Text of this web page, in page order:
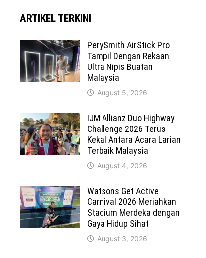
ARTIKEL TERKINI
PerySmith AirStick Pro
Tampil Dengan Rekaan
Ultra Nipis Buatan
Malaysia
August 5, 2026
IJM Allianz Duo Highway
Challenge 2026 Terus
Kekal Antara Acara Larian
Terbaik Malaysia
August 4, 2026
Watsons Get Active
Carnival 2026 Meriahkan
Stadium Merdeka dengan
Gaya Hidup Sihat
August 3, 2026